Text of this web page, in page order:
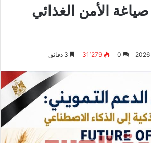
الأمن الغذائي
0 31٬279